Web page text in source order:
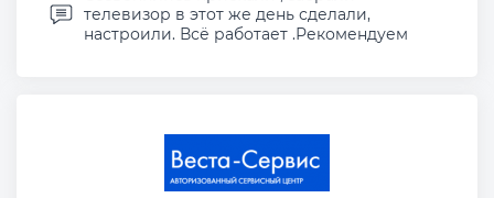
телевизор в этот же день сделали,
настроили. Всё работает .Рекомендуем